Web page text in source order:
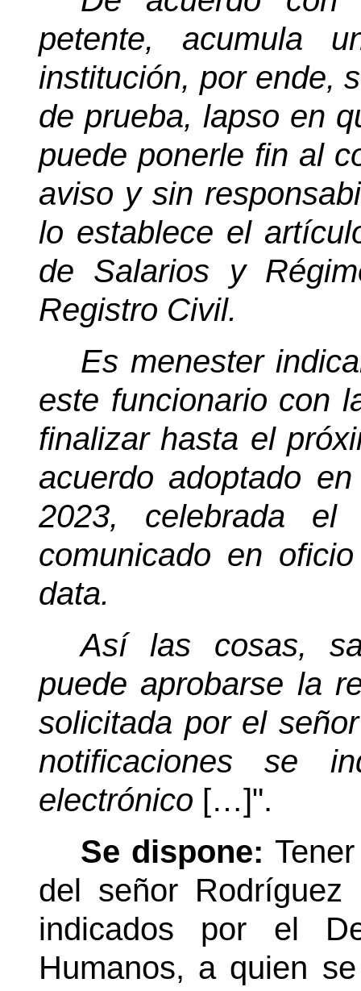
petente, acumula
institución, por ende,
de prueba, lapso en
puede ponerle fin al
aviso y sin
lo establece el
de Salarios y
Registro Civil.
Es menester
este funcionario con
finalizar hasta el
acuerdo adoptado
2023, celebrada
comunicado en
data.
Así las cosas,
puede aprobarse la
solicitada por el
notificaciones se
electrónico […]".
Se dispone:
del señor Rodríguez
indicados por el
Humanos, a quien